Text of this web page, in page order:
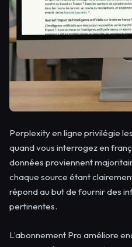
Perplexity en ligne privilégie
quand vous interrogez en
données proviennent
chaque source étant
répond au but de fournir des
pertinentes.
L’abonnement Pro améliore